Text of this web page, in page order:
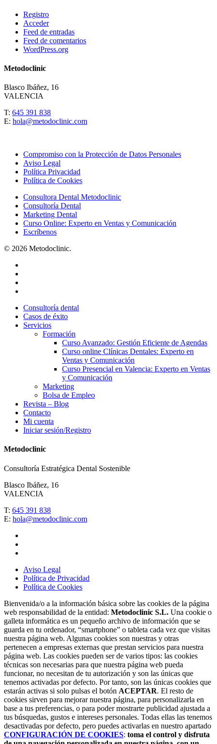
Registro
Acceder
Feed de entradas
Feed de comentarios
WordPress.org
Metodoclinic
Blasco Ibáñez, 16
VALENCIA
T: 645 391 838
E: hola@metodoclinic.com
Compromiso con la Protección de Datos Personales
Aviso Legal
Política Privacidad
Política de Cookies
Consultora Dental Metodoclinic
Consultoría Dental
Marketing Dental
Curso Online: Experto en Ventas y Comunicación
Escríbenos
© 2026 Metodoclinic.
Consultoría dental
Casos de éxito
Servicios
Formación
Curso Avanzado: Gestión Eficiente de Agendas
Curso online Clínicas Dentales: Experto en
Ventas y Comunicación
Curso Presencial en Valencia: Experto en Ventas
y Comunicación
Marketing
Bolsa de Empleo
Revista – Blog
Contacto
Mi cuenta
Iniciar sesión/Registro
Metodoclinic
Consultoría Estratégica Dental Sostenible
Blasco Ibáñez, 16
VALENCIA
T: 645 391 838
E: hola@metodoclinic.com
Aviso Legal
Política de Privacidad
Política de Cookies
Bienvenida/o a la información básica sobre las cookies de la página
web responsabilidad de la entidad: Metodoclinic S.L. Una cookie o
galleta informática es un pequeño archivo de información que se
guarda en tu ordenador, “smartphone” o tableta cada vez que visitas
nuestra página web. Algunas cookies son nuestras y otras
pertenecen a empresas externas que prestan servicios para nuestra
página web. Las cookies pueden ser de varios tipos: las cookies
técnicas son necesarias para que nuestra página web pueda
funcionar, no necesitan de tu autorización y son las únicas que
tenemos activadas por defecto. Por tanto, son las únicas cookies que
estarán activas si solo pulsas el botón ACEPTAR. El resto de
cookies sirven para mejorar nuestra página, para personalizarla en
base a tus preferencias, o para poder mostrarte publicidad ajustada a
tus búsquedas, gustos e intereses personales. Todas ellas las tenemos
desactivadas por defecto, pero puedes activarlas en nuestro apartado
CONFIGURACIÓN DE COOKIES: toma el control y disfruta